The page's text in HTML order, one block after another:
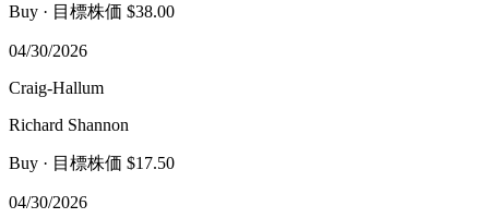
Buy · 目標株価 $38.00
04/30/2026
Craig-Hallum
Richard Shannon
Buy · 目標株価 $17.50
04/30/2026